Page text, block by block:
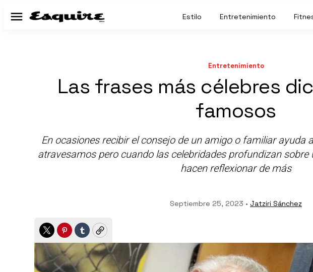
Menú Estilo Entretenimiento
Entretenimiento
Las frases más célebres
famosos
En ocasiones recibir el consejo de un amigo o familiar ayuda
atravesamos pero cuando las celebridades profundizan
hacen reflexionar de más
Septiembre 25, 2023 • Jatziri Sánchez
TwitterPinterest
TumblrCopy